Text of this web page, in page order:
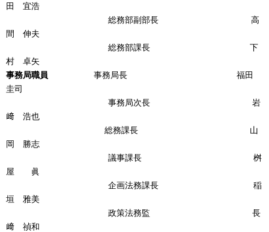
田 宜浩
総務部副部長 高
間 伸夫
総務部課長 下
村 卓矢
事務局職員 事務局長 福田
圭司
事務局次長 岩
﨑 浩也
総務課長 山
岡 勝志
議事課長 桝
屋 眞
企画法務課長 稲
垣 雅美
政策法務監 長
﨑 禎和